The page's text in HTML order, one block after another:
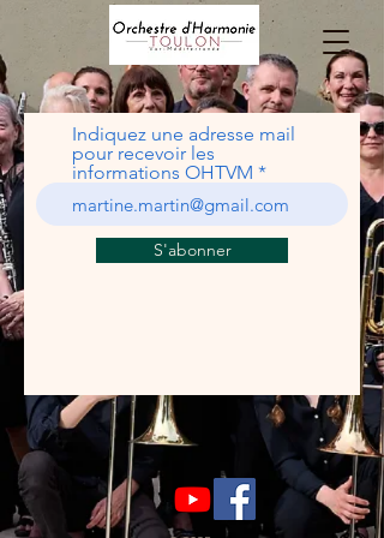
Indiquez une adresse mail
pour recevoir les
informations OHTVM
S'abonner